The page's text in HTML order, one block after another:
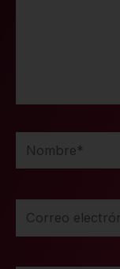
Nombre*
Correo
electrónico*